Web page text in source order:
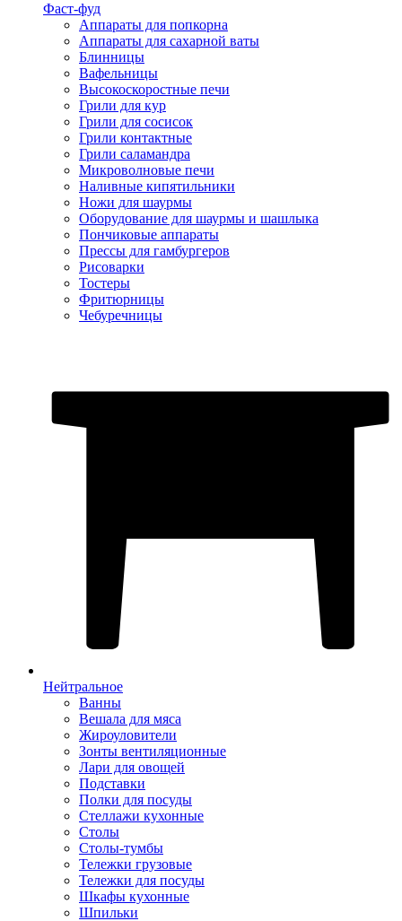
Фаст-фуд
Аппараты для попкорна
Аппараты для сахарной ваты
Блинницы
Вафельницы
Высокоскоростные печи
Грили для кур
Грили для сосисок
Грили контактные
Грили саламандра
Микроволновые печи
Наливные кипятильники
Ножи для шаурмы
Оборудование для шаурмы и шашлыка
Пончиковые аппараты
Прессы для гамбургеров
Рисоварки
Тостеры
Фритюрницы
Чебуречницы
Нейтральное
Ванны
Вешала для мяса
Жироуловители
Зонты вентиляционные
Лари для овощей
Подставки
Полки для посуды
Стеллажи кухонные
Столы
Столы-тумбы
Тележки грузовые
Тележки для посуды
Шкафы кухонные
Шпильки